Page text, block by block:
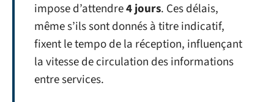
impose d’attendre4 jours. Ces délais,
même s’ils sont donnés à titre indicatif,
fixent le tempo de la réception, influençant
la vitesse de circulation des informations
entre services.